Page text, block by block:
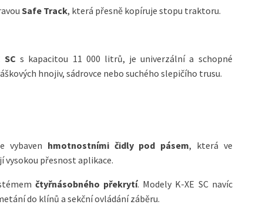
Safe Track, která přesně kopíruje stopu traktoru.
SC s kapacitou 11 000 litrů, je univerzální a schopné
hnojiv, sádrovce nebo suchého slepičího trusu.
vybaven hmotnostními čidly pod pásem, která ve
přesnost aplikace.
čtyřnásobného překrytí. Modely K-XE SC navíc
do klínů a sekční ovládání záběru.